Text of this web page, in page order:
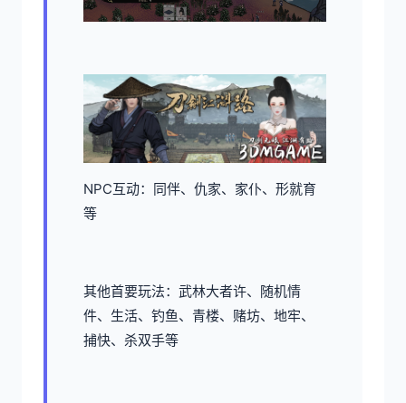
NPC互动：同伴、仇家、家仆、形就育
等
其他首要玩法：武林大者许、随机情
件、生活、钓鱼、青楼、赌坊、地牢、
捕快、杀双手等